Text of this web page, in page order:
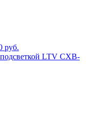
руб.
LTV CXB-